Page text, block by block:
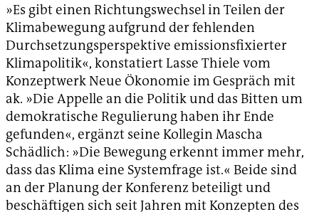
»Es gibt einen Richtungswechsel in Teilen der
Klimabewegung aufgrund der fehlenden
Durchsetzungsperspektive emissionsfixierter
Klimapolitik«, konstatiert Lasse Thiele vom
Konzeptwerk Neue Ökonomie im Gespräch mit
ak. »Die Appelle an die Politik und das Bitten um
demokratische Regulierung haben ihr Ende
gefunden«, ergänzt seine Kollegin Mascha
Schädlich: »Die Bewegung erkennt immer mehr,
dass das Klima eine Systemfrage ist.« Beide sind
an der Planung der Konferenz beteiligt und
beschäftigen sich seit Jahren mit Konzepten des